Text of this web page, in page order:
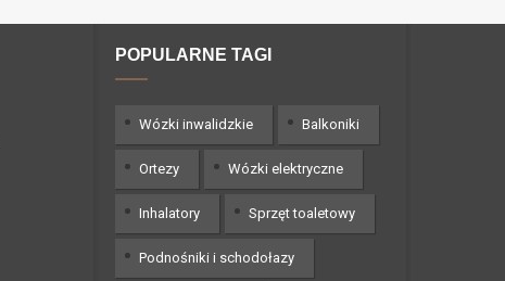
POPULARNE TAGI
Wózki inwalidzkie Balkoniki
Ortezy Wózki elektryczne
Inhalatory Sprzęt toaletowy
Podnośniki i schodołazy